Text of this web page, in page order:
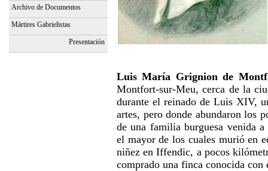
Archivo de Documentos
Mártires Gabrielistas
Presentación
Luis María Grignion de
Montfort-sur-Meu, cerca de la
durante el reinado de Luis XIV,
artes, pero donde abundaron los
de una familia burguesa venida
el mayor de los cuales murió en
niñez en Iffendic, a pocos
comprado una finca conocida